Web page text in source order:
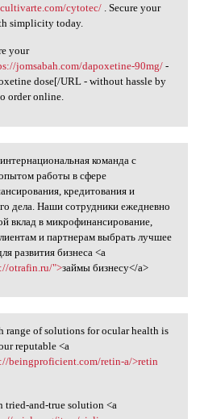
cytotec/. Secure your
simplicity today.
your
jomsabah.com/dapoxetine-90mg/-
dose[/URL - without hassle by
order online.
интернациональная
команда с
работы в сфере
кредитования и
дела. Наши сотрудники ежедневно
вклад в микрофинансирование,
и партнерам выбрать лучшее
развития бизнеса <a
otrafin.ru/">займы бизнесу</a>
range of solutions
range of solutions for ocular health is
reputable <a
beingproficient.com/retin-a/>retin
tried-and-true solution <a